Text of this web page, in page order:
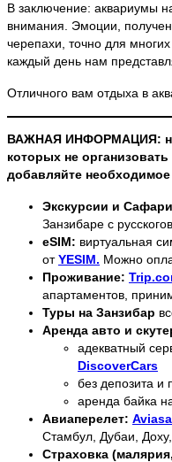
В заключение: аквариумы
внимания. Эмоции,
черепахи, точно для
каждый день нам
Отличного вам отдыха в
ВАЖНАЯ ИНФОРМАЦИЯ:
которых не
добавляйте необходимое
Экскурсии и
Занзибаре с
eSIM: виртуальная
отYESIM. Можно
Проживание:
апартаментов,
Туры на Занзибар
Аренда авто и
адекватный
DiscoverCars
без депозита
аренда байка
Авиаперелет:
Стамбул, Дубаи,
Страховка